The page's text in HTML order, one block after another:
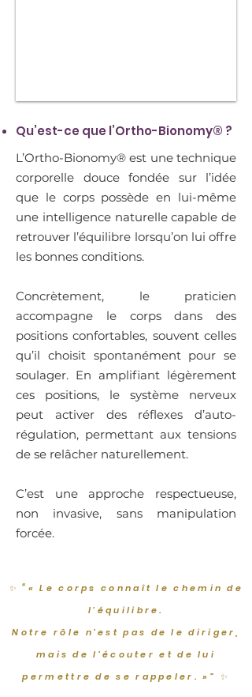
Qu’est-ce que l’Ortho-Bionomy® ?
L’Ortho-Bionomy® est une technique
corporelle douce fondée sur l’idée
que le corps possède en lui-même
une intelligence naturelle capable de
retrouver l’équilibre lorsqu’on lui offre
les bonnes conditions.
Concrètement, le praticien
accompagne le corps dans des
positions confortables, souvent celles
qu’il choisit spontanément pour se
soulager. En amplifiant légèrement
ces positions, le système nerveux
peut activer des réflexes d’auto-
régulation, permettant aux tensions
de se relâcher naturellement.
C’est une approche respectueuse,
non invasive, sans manipulation
forcée.
✨ “« Le corps connaît le chemin de
l’équilibre.
Notre rôle n’est pas de le diriger,
mais de l’écouter et de lui
permettre de se rappeler. »” ✨